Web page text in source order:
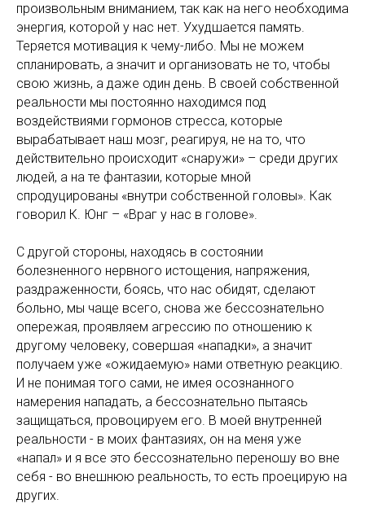
произвольным вниманием, так как на него необходима
энергия, которой у нас нет. Ухудшается память.
Теряется мотивация к чему-либо. Мы не можем
спланировать, а значит и организовать не то, чтобы
свою жизнь, а даже один день. В своей собственной
реальности мы постоянно находимся под
воздействиями гормонов стресса, которые
вырабатывает наш мозг, реагируя, не на то, что
действительно происходит «снаружи» – среди других
людей, а на те фантазии, которые мной
спродуцированы «внутри собственной головы». Как
говорил К. Юнг – «Враг у нас в голове».
С другой стороны, находясь в состоянии
болезненного нервного истощения, напряжения,
раздраженности, боясь, что нас обидят, сделают
больно, мы чаще всего, снова же бессознательно
опережая, проявляем агрессию по отношению к
другому человеку, совершая «нападки», а значит
получаем уже «ожидаемую» нами ответную реакцию.
И не понимая того сами, не имея осознанного
намерения нападать, а бессознательно пытаясь
защищаться, провоцируем его. В моей внутренней
реальности - в моих фантазиях, он на меня уже
«напал» и я все это бессознательно переношу во вне
себя - во внешнюю реальность, то есть проецирую на
других.